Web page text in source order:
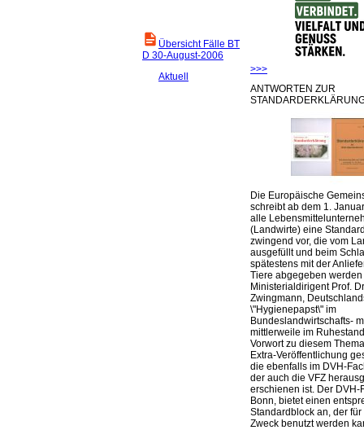
Übersicht Fälle BT
D 30-August-2006
Aktuell
>>>
ANTWORTEN ZUR
Die Europäische
schreibt ab dem 1.
alle
(Landwirte) eine
zwingend vor, die vom
ausgefüllt und beim
spätestens mit der
Tiere abgegeben werden
Ministerialdirigent Prof.
Zwingmann,
\"Hygienepapst\" im
Bundeslandwirtschafts-
mittlerweile im
Vorwort zu diesem
Extra-Veröffentlichung
die ebenfalls im DVH-
der auch die VFZ
erschienen ist. Der DVH-
Bonn, bietet einen
Standardblock an, der
Zweck benutzt werden